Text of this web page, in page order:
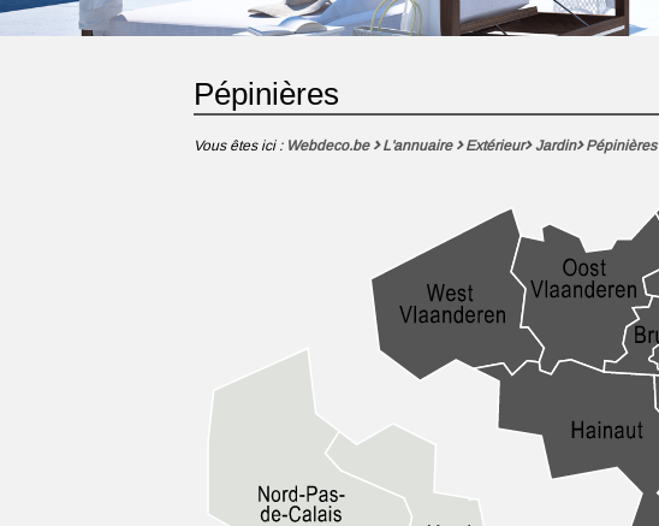
Pépinières
Vous êtes ici : Webdeco.be L'annuaire Extérieur Jardin Pépinières